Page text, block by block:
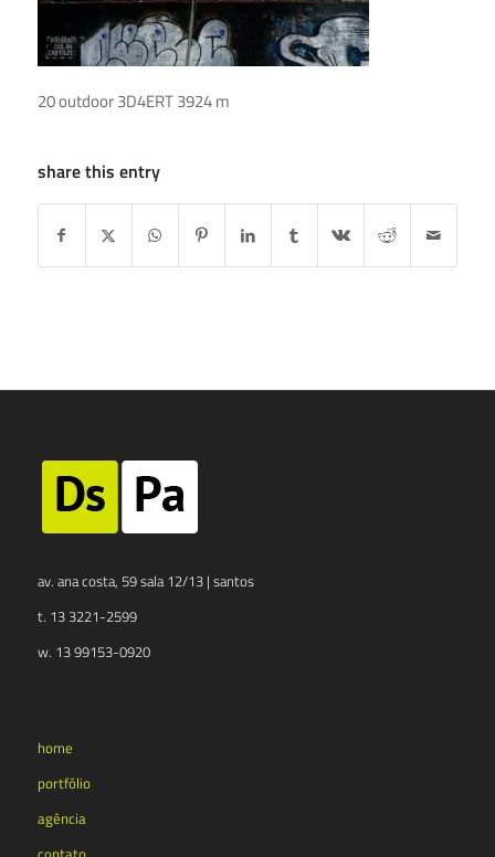
20 outdoor 3D4ERT 3924 m
share this entry
av. ana costa, 59 sala 12/13 | santos
t. 13 3221-2599
w. 13 99153-0920
home
portfólio
agência